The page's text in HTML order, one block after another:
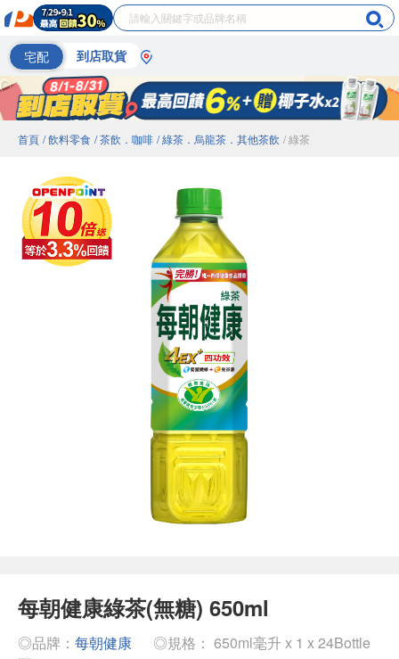
宅配 到店取貨
首頁 / 飲料零食 / 茶飲．咖啡 / 綠茶．烏龍茶．其他茶飲 / 綠茶
每朝健康綠茶(無糖) 650ml
◎品牌： 每朝健康
◎規格： 650ml毫升 x 1 x 24Bottle